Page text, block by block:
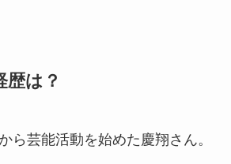
歴は？
ら芸能活動を始めた慶翔さん。